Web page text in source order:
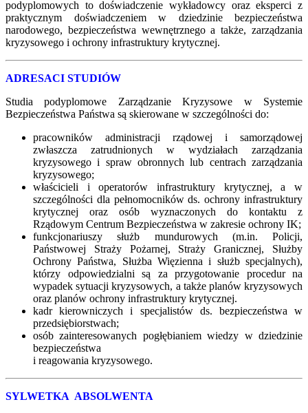
podyplomowych to doświadczenie wykładowcy oraz eksperci z
praktycznym doświadczeniem w dziedzinie bezpieczeństwa
narodowego, bezpieczeństwa wewnętrznego a także, zarządzania
kryzysowego i ochrony infrastruktury krytycznej.
ADRESACI STUDIÓW
Studia podyplomowe Zarządzanie Kryzysowe w Systemie
Bezpieczeństwa Państwa są skierowane w szczególności do:
pracowników administracji rządowej i samorządowej
zwłaszcza zatrudnionych w wydziałach zarządzania
kryzysowego i spraw obronnych lub centrach zarządzania
kryzysowego;
właścicieli i operatorów infrastruktury krytycznej, a w
szczególności dla pełnomocników ds. ochrony infrastruktury
krytycznej oraz osób wyznaczonych do kontaktu z
Rządowym Centrum Bezpieczeństwa w zakresie ochrony IK;
funkcjonariuszy służb mundurowych (m.in. Policji,
Państwowej Straży Pożarnej, Straży Granicznej, Służby
Ochrony Państwa, Służba Więzienna i służb specjalnych),
którzy odpowiedzialni są za przygotowanie procedur na
wypadek sytuacji kryzysowych, a także planów kryzysowych
oraz planów ochrony infrastruktury krytycznej.
kadr kierowniczych i specjalistów ds. bezpieczeństwa w
przedsiębiorstwach;
osób zainteresowanych pogłębianiem wiedzy w dziedzinie
bezpieczeństwa
i reagowania kryzysowego.
SYLWETKA ABSOLWENTA